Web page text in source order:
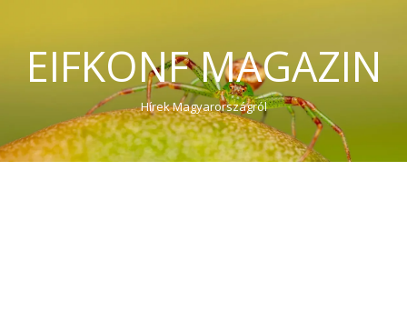
EIFKONF MAGAZIN
Hírek Magyarországról